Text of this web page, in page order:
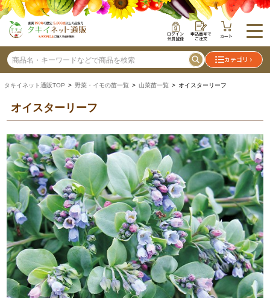
ログイン
会員登録
申込番号で
ご注文 カート
カテゴリ
タキイネット通販TOP > 野菜・イモの苗一覧 > 山菜苗一覧 > オイスターリーフ
オイスターリーフ